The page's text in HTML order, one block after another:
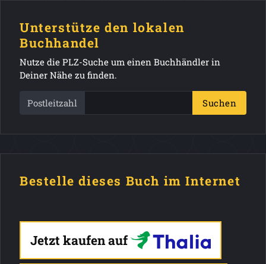
Unterstütze den lokalen
Buchhandel
Nutze die PLZ-Suche um einen Buchhändler in
Deiner Nähe zu finden.
Postleitzahl Suchen
Bestelle dieses Buch im Internet
Jetzt kaufen auf